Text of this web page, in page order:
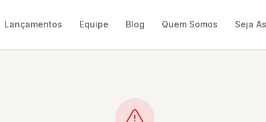
Lançamentos Equipe Blog Quem Somos Seja